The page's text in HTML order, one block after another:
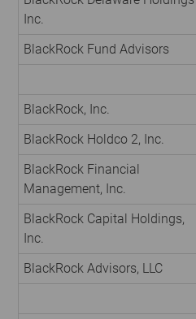
Inc.
BlackRock Fund Advisors
BlackRock, Inc.
BlackRock Holdco 2, Inc.
BlackRock Financial
Management, Inc.
BlackRock Capital Holdings,
Inc.
BlackRock Advisors, LLC